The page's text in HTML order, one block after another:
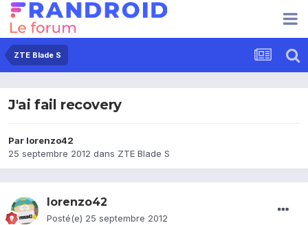
ZTE Blade S
J'ai fail recovery
Par lorenzo42
25 septembre 2012 dans ZTE Blade S
lorenzo42
Posté(e) 25 septembre 2012